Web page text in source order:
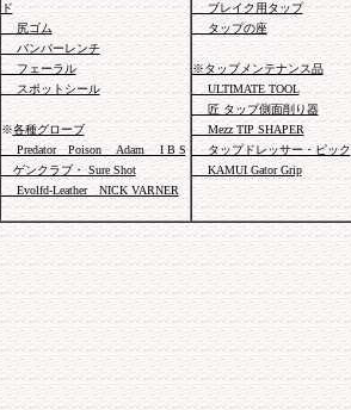
ド
尻ゴム
バンパーレンチ
フェーラル
スポットシール
※各種グローブ
Predator Poison Adam I B S
ゲンクラブ・ Sure Shot
Evolfd-Leather NICK VARNER
ブレイク用タップ
タップの座
※タップメンテナンス品
ULTIMATE TOOL
匠 タップ側面削り器
Mezz TIP SHAPER
タップドレッサー・ピック
KAMUI Gator Grip